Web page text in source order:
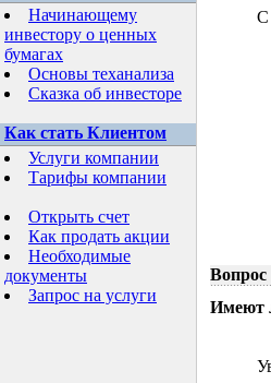
Начинающему
инвестору о ценных
бумагах
Основы теханализа
Сказка об инвесторе
Как стать Клиентом
Услуги компании
Тарифы компании
Открыть счет
Как продать акции
Необходимые
документы
Запрос на услуги
С
Вопрос
Имеют